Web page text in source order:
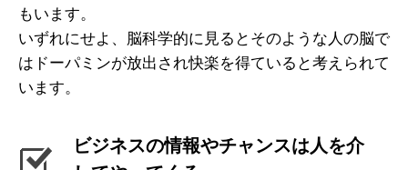
もいます。
いずれにせよ、脳科学的に見るとそのような人の脳で
はドーパミンが放出され快楽を得ていると考えられて
います。
ビジネスの情報やチャンスは人を介